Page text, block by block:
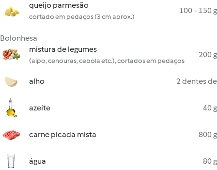
queijo parmesão
cortado em pedaços (3 cm aprox.)
100 - 150 g
Bolonhesa
mistura de legumes
(aipo, cenouras, cebola etc.), cortados em pedaços
200 g
alho 2 dentes de
azeite 40 g
carne picada mista 800 g
água 80 g